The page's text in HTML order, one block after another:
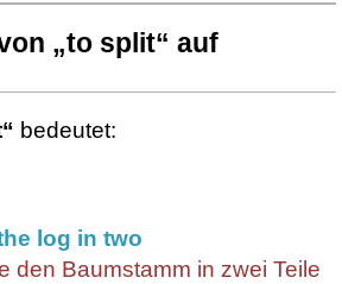
„to split“ auf
bedeutet:
log in two
den Baumstamm in zwei Teile